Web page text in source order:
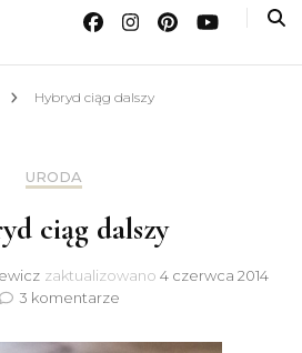
Hybryd ciąg dalszy
URODA
ciąg dalszy
zaktualizowano 4 czerwca 2014
3 komentarzedo
ciąg